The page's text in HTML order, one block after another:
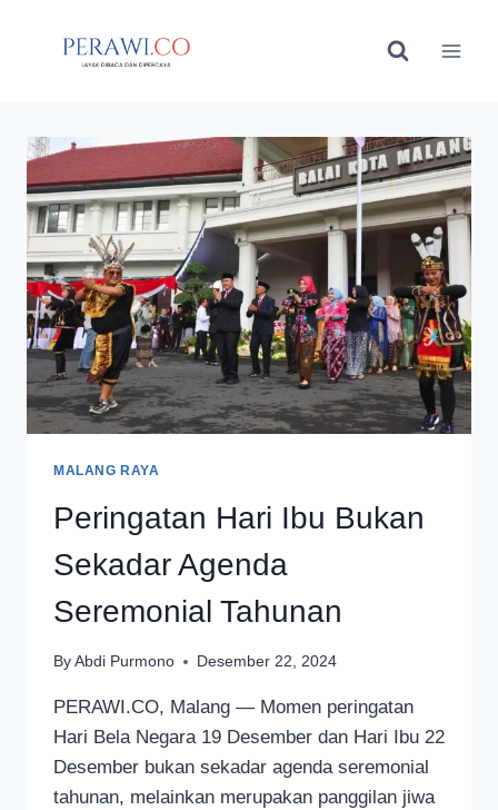
MALANG RAYA
Peringatan Hari Ibu Bukan
Sekadar Agenda
Seremonial Tahunan
By Abdi Purmono Desember 22, 2024
PERAWI.CO, Malang — Momen peringatan
Hari Bela Negara 19 Desember dan Hari Ibu 22
Desember bukan sekadar agenda seremonial
tahunan, melainkan merupakan panggilan jiwa